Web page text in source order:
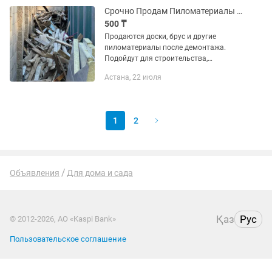
Срочно Продам Пиломатериалы Доски Брус Строительный Материал Стройматериалы
500 ₸
Продаются доски, брус и другие
пиломатериалы после демонтажа.
Подойдут для строительства,
заборов и других работ. Разные
Астана, 22 июля
1 2
Объявления Для дома и сада
© 2012-2026, АО «Kaspi Bank» Қаз Рус
Пользовательское соглашение